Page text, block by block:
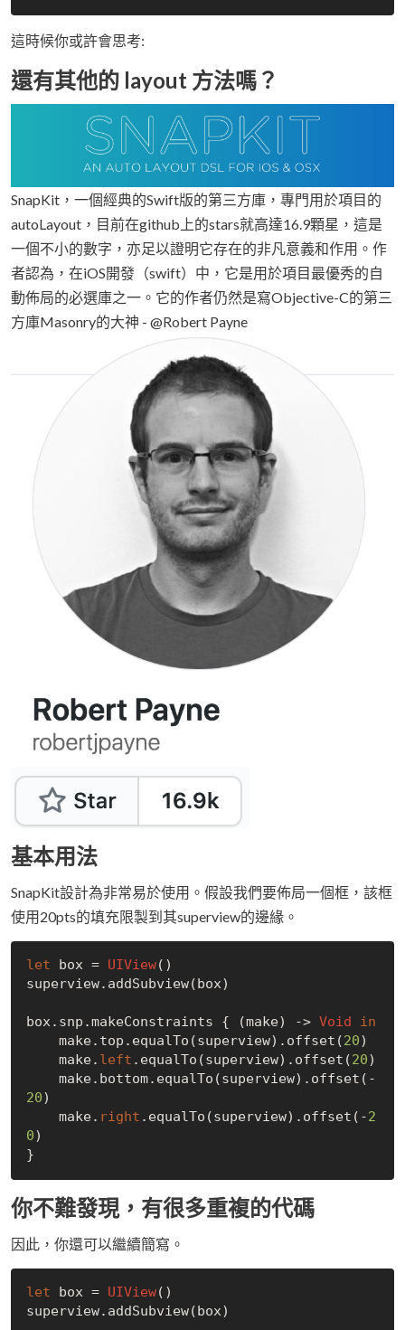
這時候你或許會思考:
還有其他的 layout 方法嗎？
SnapKit，一個經典的Swift版的第三方庫，專門用於項目的
autoLayout，目前在github上的stars就高達16.9顆星，這是
一個不小的數字，亦足以證明它存在的非凡意義和作用。作
者認為，在iOS開發（swift）中，它是用於項目最優秀的自
動佈局的必選庫之一。它的作者仍然是寫Objective-C的第三
方庫Masonry的大神 - @Robert Payne
基本用法
SnapKit設計為非常易於使用。假設我們要佈局一個框，該框
使用20pts的填充限製到其superview的邊緣。
let box = UIView()
superview.addSubview(box)
box.snp.makeConstraints { (make) -> Void
in
    make.top.equalTo(superview).offset(
20)
    make.
left .equalTo(superview).offset(20)
    make.bottom.equalTo(superview).offset(-
20)
    make.
right .equalTo(superview).offset(-2
0)
你不難發現，有很多重複的代碼
因此，你還可以繼續簡寫。
let box = UIView()
superview.addSubview(box)